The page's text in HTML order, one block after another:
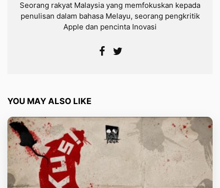
Seorang rakyat Malaysia yang memfokuskan kepada
penulisan dalam bahasa Melayu, seorang pengkritik
Apple dan pencinta Inovasi
YOU MAY ALSO LIKE